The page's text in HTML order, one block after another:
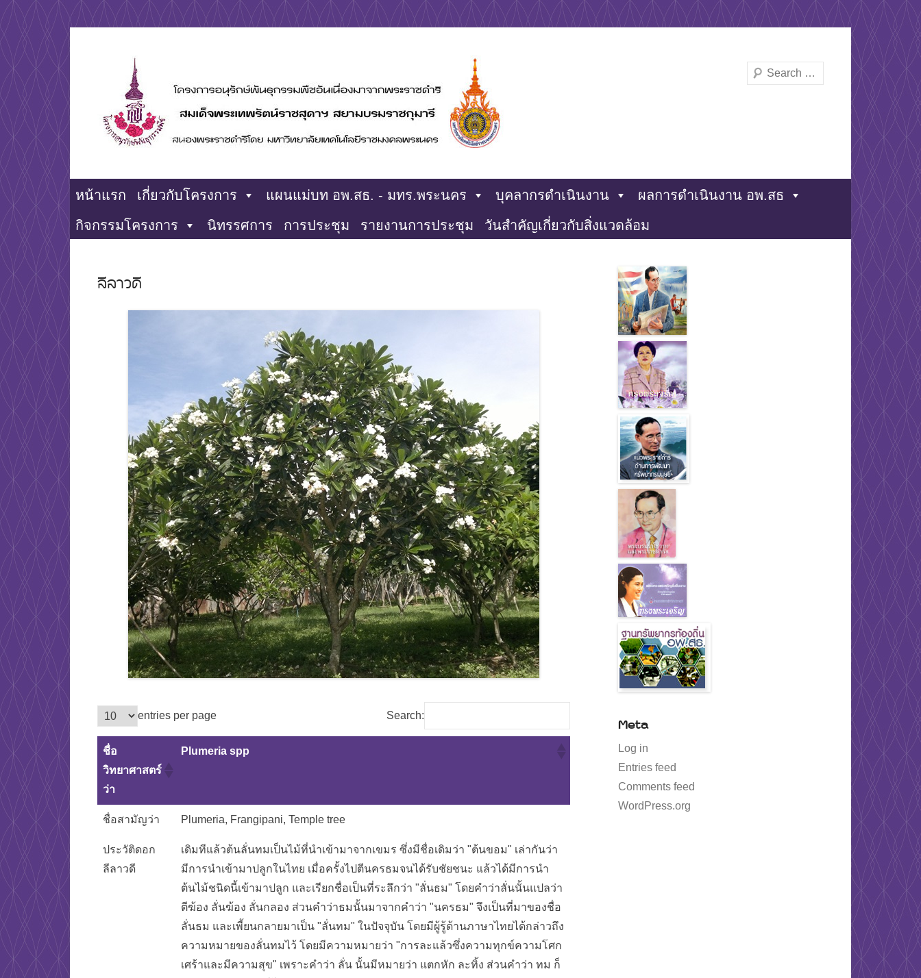
rspg
Search
หน้าแรก เกี่ยวกับโครงการ แผนแม่บท อพ.สธ. - มทร.พระนคร บุคลากรดำเนินงาน
ผลการดำเนินงาน อพ.สธ
กิจกรรมโครงการ
นิทรรศการ การประชุม รายงานการประชุม วันสำคัญเกี่ยวกับสิ่งแวดล้อม
ลีลาวดี
entries per page Search:
ชื่อ
วิทยาศาสตร์
ว่า
Plumeria spp
ชื่อสามัญว่า Plumeria, Frangipani, Temple tree
ประวัติดอก
ลีลาวดี
เดิมทีแล้วต้นลั่นทมเป็นไม้ที่นำเข้ามาจากเขมร ซึ่งมีชื่อเดิมว่า "ต้นขอม" เล่ากันว่า
มีการนำเข้ามาปลูกในไทย เมื่อครั้งไปตีนครธมจนได้รับชัยชนะ แล้วได้มีการนำ
ต้นไม้ชนิดนี้เข้ามาปลูก และเรียกชื่อเป็นที่ระลึกว่า "ลั่นธม" โดยคำว่าลั่นนั้นแปลว่า
ตีฆ้อง ลั่นฆ้อง ลั่นกลอง ส่วนคำว่าธมนั้นมาจากคำว่า "นครธม" จึงเป็นที่มาของชื่อ
ลั่นธม และเพี้ยนกลายมาเป็น "ลั่นทม" ในปัจจุบัน โดยมีผู้รู้ด้านภาษาไทยได้กล่าวถึง
ความหมายของลั่นทมไว้ โดยมีความหมายว่า "การละแล้วซึ่งความทุกข์ความโศก
เศร้าและมีความสุข" เพราะคำว่า ลั่น นั้นมีหมายว่า แตกหัก ละทิ้ง ส่วนคำว่า ทม ก็
Meta
Log in
Entries feed
Comments feed
WordPress.org